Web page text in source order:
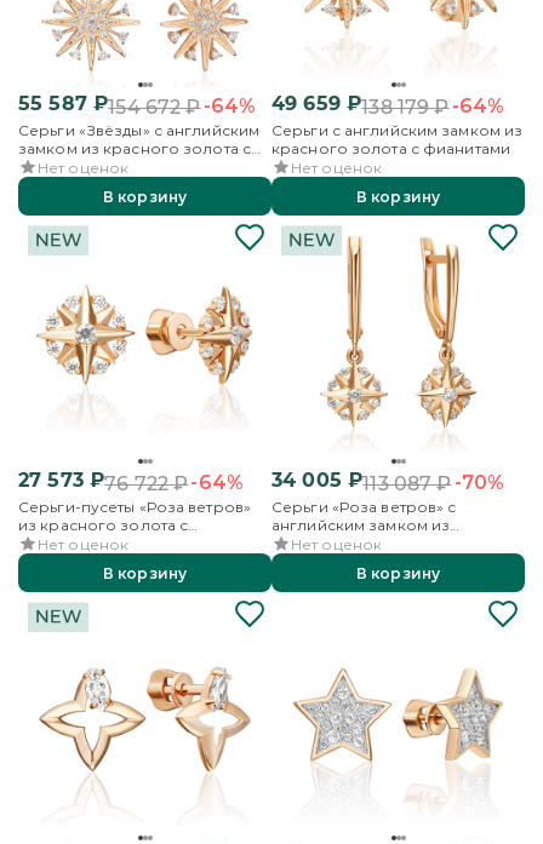
55 587₽154 672₽-64%
Серьги «Звёзды» с английским
замком из красного золота с
фианитами
Нет оценок
В корзину
49 659₽138 179₽-64%
Серьги с английским замком из
красного золота с фианитами
Нет оценок
В корзину
27 573₽76 722₽-64%
Серьги-пусеты «Роза ветров»
из красного золота с
фианитами
Нет оценок
В корзину
34 005 ₽113 087₽-70%
Серьги «Роза ветров» с
английским замком из
красного золота с фианитами
Нет оценок
В корзину